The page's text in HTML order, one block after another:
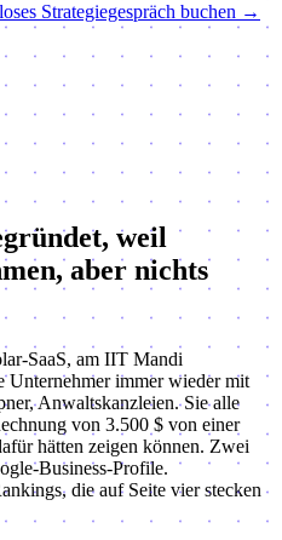
Strategiegespräch buchen →
weil
aber nichts
SaaS, am IIT Mandi
Unternehmer immer wieder mit
Anwaltskanzleien. Sie alle
von 3.500 $ von einer
hätten zeigen können. Zwei
Business-Profile.
die auf Seite vier stecken